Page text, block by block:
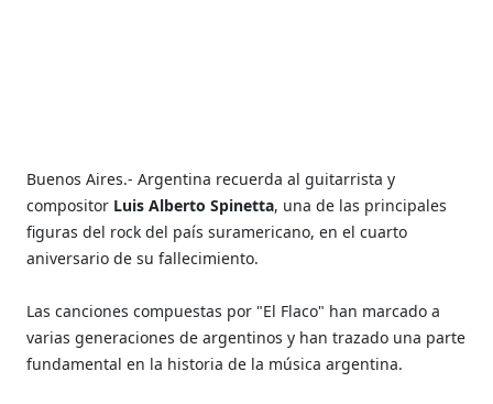
Buenos Aires.- Argentina recuerda al guitarrista y
compositor Luis Alberto Spinetta, una de las principales
figuras del rock del país suramericano, en el cuarto
aniversario de su fallecimiento.
Las canciones compuestas por "El Flaco" han marcado a
varias generaciones de argentinos y han trazado una parte
fundamental en la historia de la música argentina.